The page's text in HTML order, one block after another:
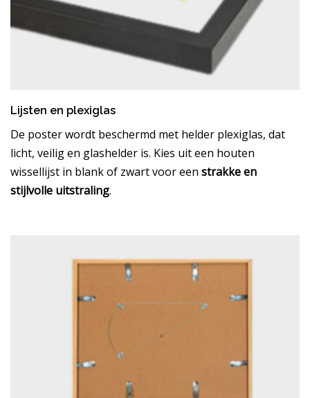
Lijsten en plexiglas
De poster wordt beschermd met helder plexiglas, dat
licht, veilig en glashelder is. Kies uit een houten
wissellijst in blank of zwart voor een strakke en
stijlvolle uitstraling.